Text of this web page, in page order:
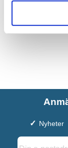
Nyheter